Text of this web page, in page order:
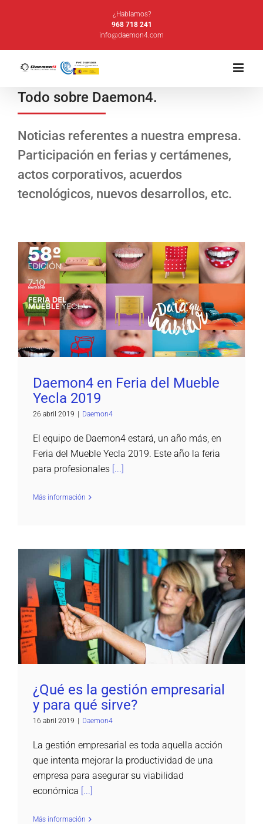
¿Hablamos?
968 718 241
info@daemon4.com
Todo sobre Daemon4.
Noticias referentes a nuestra empresa.
Participación en ferias y certámenes,
actos corporativos, acuerdos
tecnológicos, nuevos desarrollos, etc.
Daemon4 en Feria del Mueble Yecla 2019
Daemon4
Daemon4 en Feria del Mueble
Yecla 2019
26 abril 2019 | Daemon4
El equipo de Daemon4 estará, un año más, en
Feria del Mueble Yecla 2019. Este año la feria
para profesionales [...]
Más información
¿Qué es la gestión empresarial y para qué
Daemon4
¿Qué es la gestión empresarial
y para qué sirve?
16 abril 2019 | Daemon4
La gestión empresarial es toda aquella acción
que intenta mejorar la productividad de una
empresa para asegurar su viabilidad
económica [...]
Más información